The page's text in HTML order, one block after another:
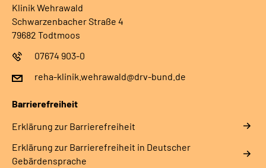
Klinik Wehrawald
Schwarzenbacher Straße 4
79682 Todtmoos
07674 903-0
reha-klinik.wehrawald@drv-bund.de
Barrierefreiheit
Erklärung zur Barrierefreiheit
Erklärung zur Barrierefreiheit in Deutscher
Gebärdensprache